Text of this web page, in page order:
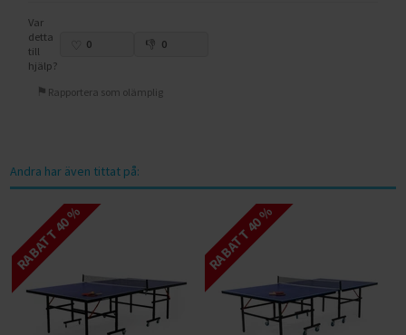
Var
detta
till
hjälp?
0 0
Rapportera som olämplig
Andra har även tittat på:
RABATT 40 % RABATT 40 %